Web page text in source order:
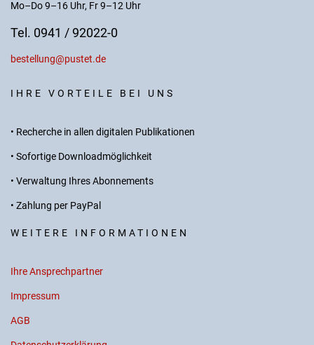
Mo–Do 9–16 Uhr, Fr 9–12 Uhr
Tel. 0941 / 92022-0
bestellung@pustet.de
IHRE VORTEILE BEI UNS
• Recherche in allen digitalen Publikationen
• Sofortige Downloadmöglichkeit
• Verwaltung Ihres Abonnements
• Zahlung per PayPal
WEITERE INFORMATIONEN
Ihre Ansprechpartner
Impressum
AGB